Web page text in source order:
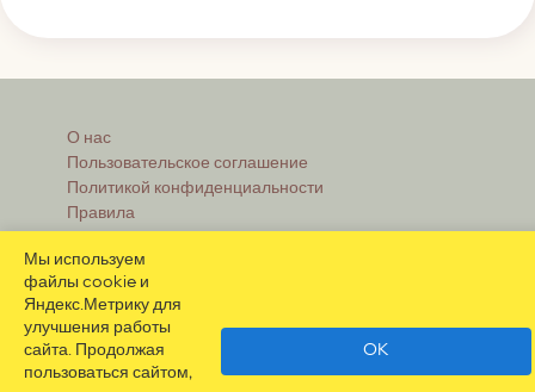
О нас
Пользовательское соглашение
Политикой конфиденциальности
Правила
Контакты
Помощь при регистрации
Часто задаваемые вопросы
Мы используем
файлы cookie и
Яндекс.Метрику для
улучшения работы
сайта. Продолжая
пользоваться сайтом,
OK